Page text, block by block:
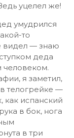
уцелел же!
умудрился
то
видел — знаю
деда
человеком.
я заметил,
телогрейке —
как испанский
в бок, нога
в три